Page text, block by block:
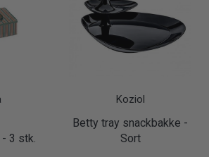
3 stk.
Koziol
Betty tray snackbakke -
Sort